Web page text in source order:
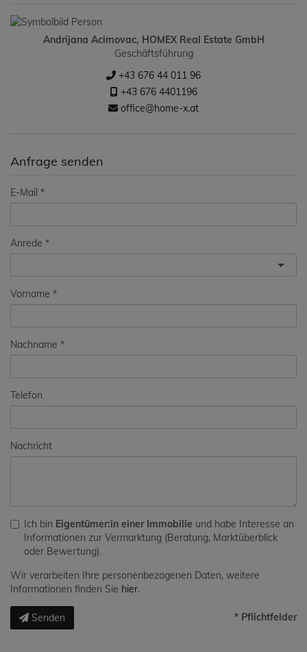
Andrijana Acimovac, HOMEX Real Estate GmbH
Geschäftsführung
+43 676 44 011 96
+43 676 4401196
office@home-x.at
Anfrage senden
E-Mail
Anrede
Vorname
Nachname
Telefon
Nachricht
Ich bin Eigentümer:in einer Immobilie und habe Interesse an
Informationen zur Vermarktung (Beratung, Marktüberblick
oder Bewertung).
Wir verarbeiten Ihre personenbezogenen Daten, weitere
Informationen finden Sie hier.
Senden * Pflichtfelder